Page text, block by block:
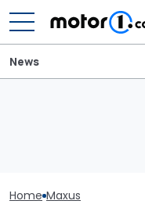
News
Home Maxus